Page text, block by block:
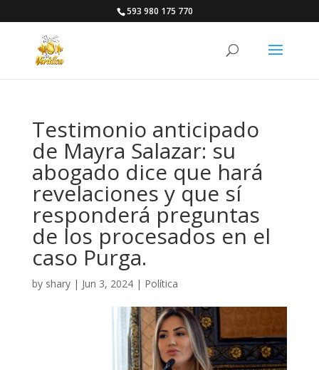
593 980 175 770
Testimonio anticipado
de Mayra Salazar: su
abogado dice que hará
revelaciones y que sí
responderá preguntas
de los procesados en el
caso Purga.
by shary| Jun 3, 2024| Política